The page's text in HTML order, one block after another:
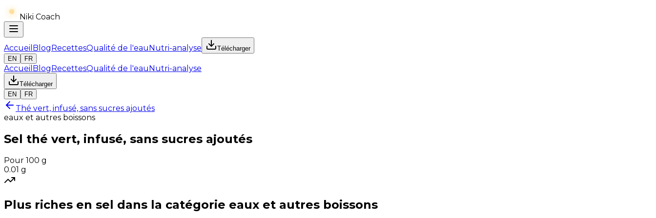
Niki Coach
Accueil BlogRecettesQualité de l'eauNutri-analyse
Télécharger
EN
FR
Accueil BlogRecettesQualité de l'eauNutri-analyse
Télécharger
EN
FR
Thé vert, infusé, sans sucres ajoutés
eaux et autres boissons
Sel thé vert, infusé, sans sucres ajoutés
Pour 100 g
0.01 g
Plus riches en sel dans la catégorie eaux et autres boissons